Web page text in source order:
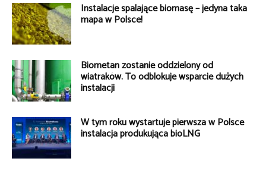
Instalacje spalające biomasę – jedyna taka
mapa w Polsce!
Biometan zostanie oddzielony od
wiatraków. To odblokuje wsparcie dużych
instalacji
W tym roku wystartuje pierwsza w Polsce
instalacja produkująca bioLNG